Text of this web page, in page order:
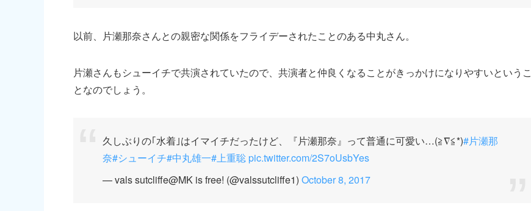
以前、片瀬那奈さんとの親密な関係をフライデーされたことのある中丸さん。
片瀬さんもシューイチで共演されていたので、共演者と仲良くなることがきっかけになりやすいというこ
となのでしょう。
久しぶりの｢水着｣はイマイチだったけど、『片瀬那奈』って普通に可愛い…(≧∇≦*)#片瀬那
奈#シューイチ#中丸雄一#上重聡 pic.twitter.com/2S7oUsbYes
— vals sutcliffe@MK is free! (@valssutcliffe1) October 8, 2017